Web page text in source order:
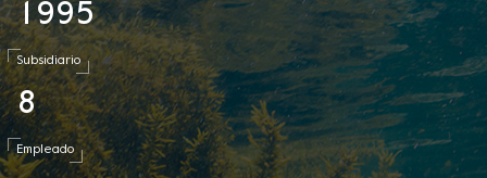
1 995
Subsidiario
8
Empleado